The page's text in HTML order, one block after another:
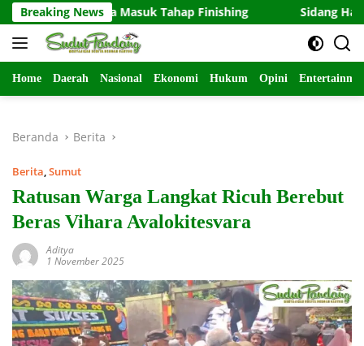
Langsung
ke
konten
Breaking News
Ibu Tuha Masuk Tahap Finishing Sidang Hak Asuh
Home Daerah Nasional Ekonomi Hukum Opini
Beranda Berita
Berita,Sumut
Ratusan Warga Langkat Ricuh Berebut
Beras Vihara Avalokitesvara
Aditya
1 November 2025